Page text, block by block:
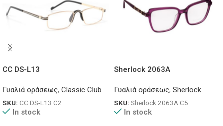
CC DS-L13
Γυαλιά οράσεως, Classic Club
SKU: CC DS-L13 C2
In stock
Sherlock 2063A
Γυαλιά οράσεως, Sherlock
SKU: Sherlock 2063A C5
In stock